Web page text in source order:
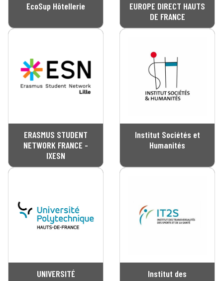
EcoSup Hôtellerie
EUROPE DIRECT HAUTS
DE FRANCE
ERASMUS STUDENT
NETWORK FRANCE -
IXESN
Institut Sociétés et
Humanités
UNIVERSITÉ
Institut des